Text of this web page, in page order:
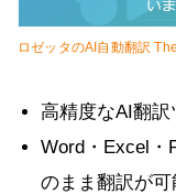
ロゼッタのAI自動翻訳
高精度なAI翻
Word・Excel・
のまま翻訳が可